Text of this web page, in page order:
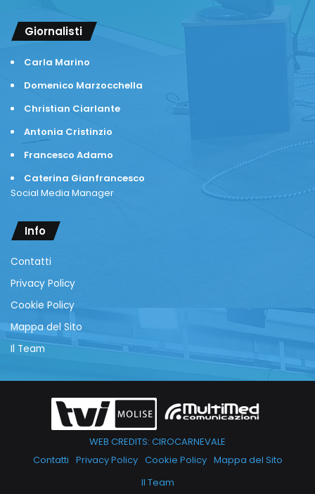
SOCCORSO ALPINO
Copy URL
Giornalisti
Carla Marino
Domenico Marzocchella
Christian Ciarlante
Antonia Cristinzio
Francesco Adamo
Caterina Gianfrancesco
Social Media Manager
Info
Contatti
Privacy Policy
Cookie Policy
Mappa del Sito
Il Team
WEB CREDITS: CIROCARNEVALE
Contatti Privacy Policy Cookie Policy Mappa del Sito
Il Team